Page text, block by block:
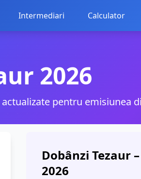
Intermediari Calculator
2026
pentru emisiunea
Dobânzi Tezaur
2026